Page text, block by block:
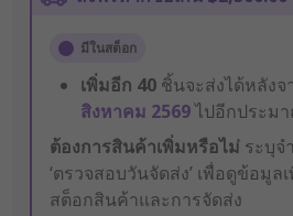
มีในสต็อก
เพิ่มอีก 40 ชิ้นจะส่งได้หลังจ
สิงหาคม 2569ไปอีกประม
ต้องการสินค้าเพิ่มหรือไม่ ระบุจ
‘ตรวจสอบวันจัดส่ง’ เพื่อดูข้อมูล
สต็อกสินค้าและการจัดส่ง